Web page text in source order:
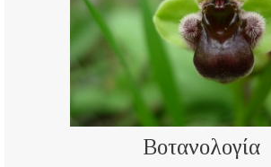
Βοτανολογία